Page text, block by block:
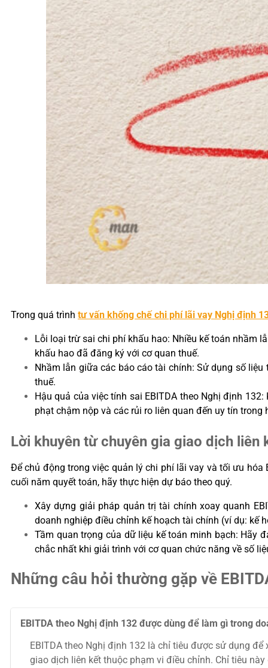
Trong quá trình tư vấn khống chế chi phí lãi vay Nghị định
Lỗi loại trừ sai chi phí khấu hao: Nhiều kế toán nhầm
khấu hao đã đăng ký với cơ quan thuế.
Nhầm lẫn giữa các báo cáo tài chính: Sử dụng số
thuế.
Hậu quả của việc tính sai EBITDA theo Nghị định
phạt chậm nộp và các rủi ro liên quan đến uy tín trong
Lời khuyên từ chuyên gia giao dịch liên
Để chủ động trong việc quản lý chi phí lãi vay và tối ưu
cuối năm quyết toán, hãy thực hiện dự báo theo quý.
Xây dựng giải pháp quản trị tài chính xoay quanh
doanh nghiệp điều chỉnh kế hoạch tài chính (ví dụ: kế
Tầm quan trọng của dữ liệu kế toán minh bạch: Hãy
chắc nhất khi giải trình với cơ quan chức năng về số
Những câu hỏi thường gặp về
EBITDA theo Nghị định 132 được dùng để làm gì trong
EBITDA theo Nghị định 132 là chỉ tiêu được sử dụng
giao dịch liên kết thuộc phạm vi điều chỉnh. Chỉ tiêu